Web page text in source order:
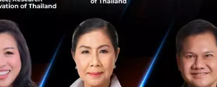
ลงไปด้วย ทำให้หงุดหงิดง่าย รู้สึกเหมือนโดนทุก
ด้ที่จะกลับมานั่งคิดซ้ำไปซ้ำมาเพราะไม่มั่นใจ บาง
ามเนื้อตึง หรือหมดแรงไปดื้อ ๆ ซึ่งภาวะนี้ไม่ได้
นให้เพียงพอก็จะสามารถกลับมาทำงานและคิด